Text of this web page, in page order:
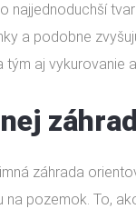
najjednoduchší
a podobne
tým aj vykurovanie
záhrada
na pozemok. To,